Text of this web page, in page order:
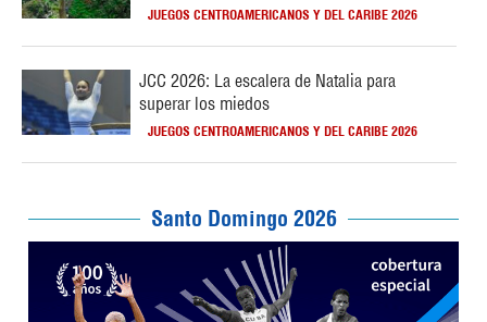
JUEGOS CENTROAMERICANOS Y DEL CARIBE 2026
JCC 2026: La escalera de Natalia para
superar los miedos
JUEGOS CENTROAMERICANOS Y DEL CARIBE 2026
Santo Domingo 2026